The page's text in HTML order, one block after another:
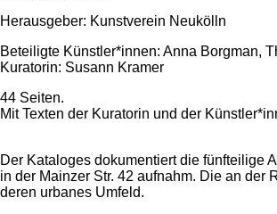
Herausgeber: Kunstverein Neukölln
Beteiligte Künstler*innen: Anna Borgman,
Kuratorin: Susann Kramer
44 Seiten.
Mit Texten der Kuratorin und der
Der Kataloges dokumentiert die fünfteilige
in der Mainzer Str. 42 aufnahm. Die an
deren urbanes Umfeld.